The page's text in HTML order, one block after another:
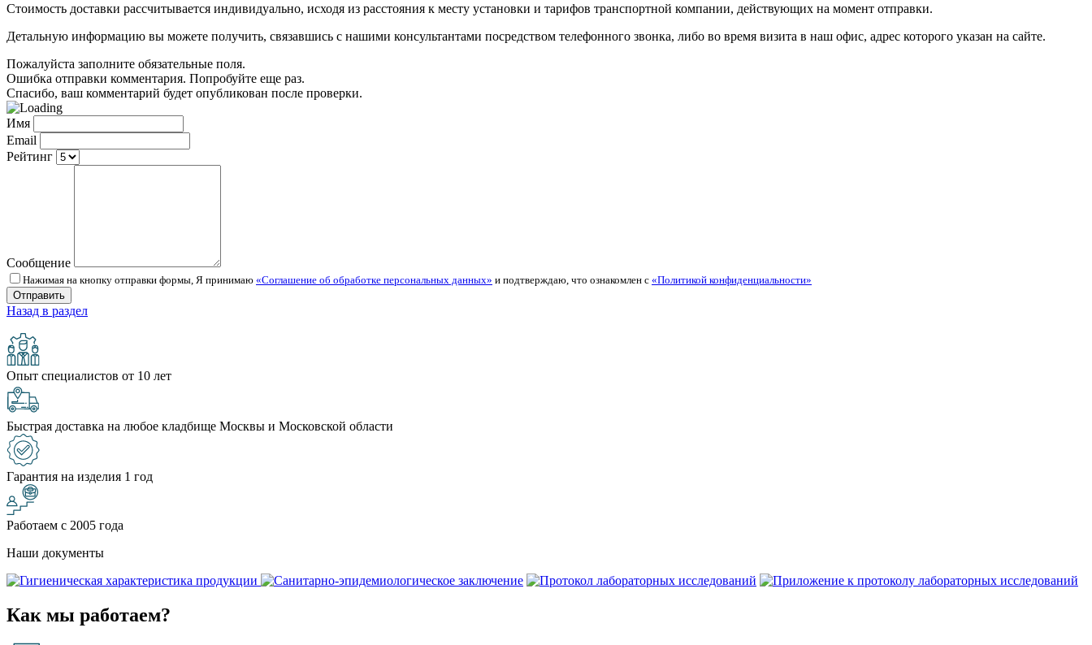
Стоимость доставки рассчитывается индивидуально, исходя из расстояния к месту установки и тарифов транспортной компании, действующих на момент отправки.
Детальную информацию вы можете получить, связавшись с нашими консультантами посредством телефонного звонка, либо во время визита в наш офис, адрес которого указан на сайте.
Пожалуйста заполните обязательные поля.
Ошибка отправки комментария. Попробуйте еще раз.
Спасибо, ваш комментарий будет опубликован после проверки.
Имя
Email
Рейтинг
Сообщение
Нажимая на кнопку отправки формы, Я принимаю «Соглашение об обработке персональных данных» и подтверждаю, что ознакомлен с «Политикой конфиденциальности»
Назад в раздел
Опыт специалистов от 10 лет
Быстрая доставка на любое кладбище Москвы и Московской области
Гарантия на изделия 1 год
Работаем с 2005 года
Наши документы
Как мы работаем?